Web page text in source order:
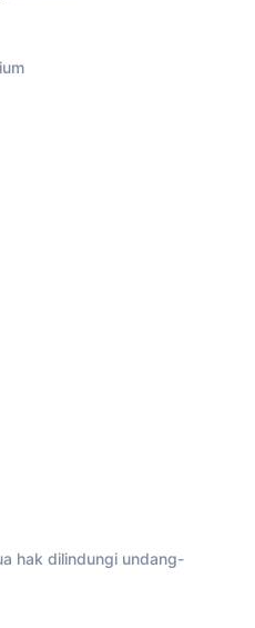
hak dilindungi undang-